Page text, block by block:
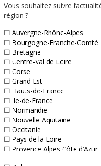
Vous souhaitez suivre
région ?
☐ Auvergne-Rhône-Alpes
☐ Bourgogne-Franche-Comté
☐ Bretagne
☐ Centre-Val de Loire
☐ Corse
☐ Grand Est
☐ Hauts-de-France
☐ Ile-de-France
☐ Normandie
☐ Nouvelle-Aquitaine
☐ Occitanie
☐ Pays de la Loire
☐ Provence Alpes Côte d’Azur